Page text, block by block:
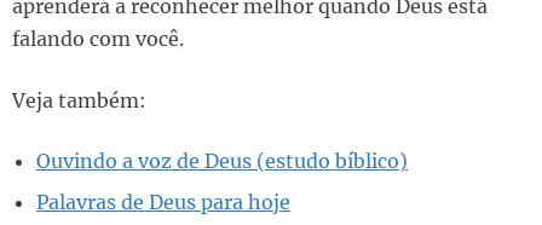
aprenderá a reconhecer melhor quando Deus está
falando com você.
Veja também:
Ouvindo a voz de Deus (estudo bíblico)
Palavras de Deus para hoje